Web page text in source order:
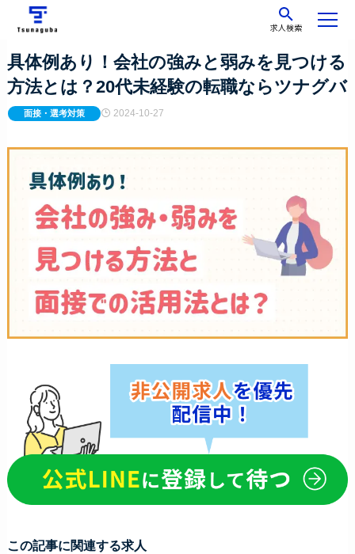
求人検索
具体例あり！会社の強みと弱みを見つける
方法とは？20代未経験の転職ならツナグバ
面接・選考対策 2024-10-27
この記事に関連する求人